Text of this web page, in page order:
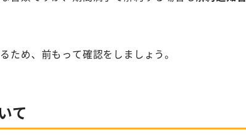
ため、前もって確認をしましょう。
て